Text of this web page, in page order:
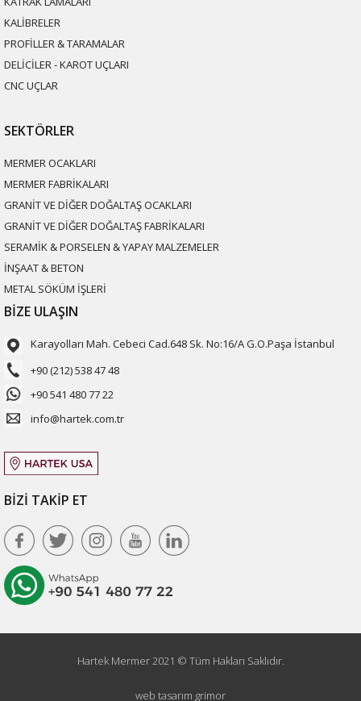
KALİBRELER
PROFİLLER & TARAMALAR
DELİCİLER - KAROT UÇLARI
CNC UÇLAR
SEKTÖRLER
MERMER OCAKLARI
MERMER FABRİKALARI
GRANİT VE DİĞER DOĞALTAŞ OCAKLARI
GRANİT VE DİĞER DOĞALTAŞ FABRİKALARI
SERAMİK & PORSELEN & YAPAY MALZEMELER
İNŞAAT & BETON
METAL SÖKÜM İŞLERİ
BİZE ULAŞIN
Karayolları Mah. Cebeci Cad.648 Sk. No:16/A G.O.Paşa İstanbul
+90 (212) 538 47 48
+90 541 480 77 22
info@hartek.com.tr
BİZİ TAKİP ET
Hartek Mermer 2021 © Tüm Hakları Saklıdır.
web tasarım grimor